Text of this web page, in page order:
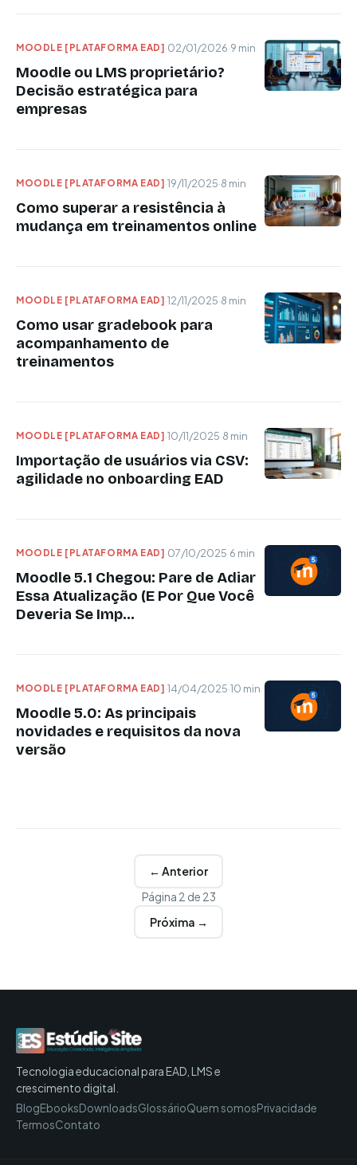
MOODLE [PLATAFORMA EAD]·02/01/2026·9 min
Moodle ou LMS proprietário?
Decisão estratégica para
empresas
MOODLE [PLATAFORMA EAD]·19/11/2025·8 min
Como superar a resistência à
mudança em treinamentos online
MOODLE [PLATAFORMA EAD]·12/11/2025·8 min
Como usar gradebook para
acompanhamento de
treinamentos
MOODLE [PLATAFORMA EAD]·10/11/2025·8 min
Importação de usuários via CSV:
agilidade no onboarding EAD
MOODLE [PLATAFORMA EAD]·07/10/2025·6 min
Moodle 5.1 Chegou: Pare de Adiar
Essa Atualização (E Por Que Você
Deveria Se Imp...
MOODLE [PLATAFORMA EAD]·14/04/2025·10 min
Moodle 5.0: As principais
novidades e requisitos da nova
versão
← Anterior
Página 2 de 23
Próxima →
Tecnologia educacional para EAD, LMS e
crescimento digital.
BlogEbooksDownloadsGlossárioQuem somosPrivacidade
TermosContato